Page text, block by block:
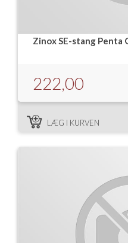
Zinox SE-stang Penta
222,00
LÆG I KURVEN